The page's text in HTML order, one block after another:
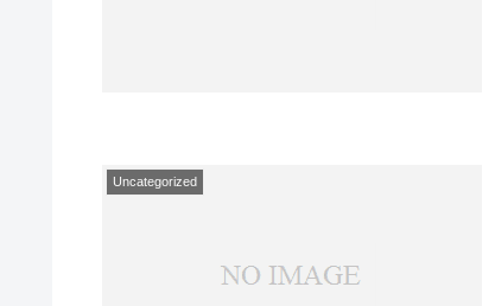
Uncategorized